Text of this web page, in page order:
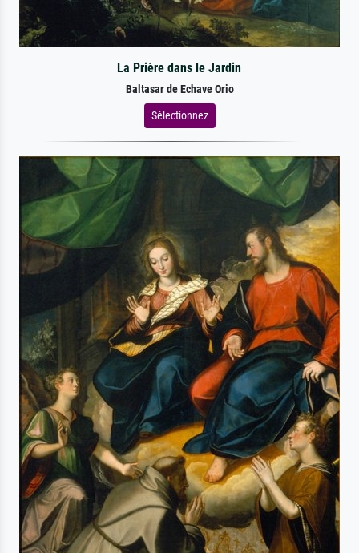
La Prière dans le Jardin
Baltasar de Echave Orio
Sélectionnez